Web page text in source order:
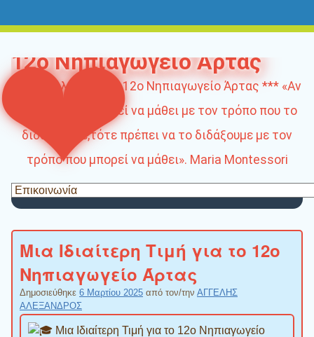
12ο Νηπιαγωγείο Άρτας
Καλώς ήλθατε στο 12ο Νηπιαγωγείο Άρτας *** «Αν
το παιδί δεν μπορεί να μάθει με τον τρόπο που το
διδάσκουμε,τότε πρέπει να το διδάξουμε με τον
τρόπο που μπορεί να μάθει». Maria Montessori
Μια Ιδιαίτερη Τιμή για το 12ο
Νηπιαγωγείο Άρτας
Δημοσιεύθηκε 6 Μαρτίου 2025 από τον/την ΑΓΓΕΛΗΣ
ΑΛΕΞΑΝΔΡΟΣ
Μια Ιδιαίτερη Τιμή για το 12ο Νηπιαγωγείο